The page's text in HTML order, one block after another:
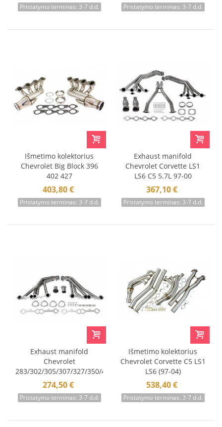
Pristatymo terminas: 3-7 d.d. Pristatymo terminas: 3-7 d.d.
Išmetimo kolektorius
Chevrolet Big Block 396
402 427
403,80 €
Pristatymo terminas: 3-7 d.d.
Exhaust manifold
Chevrolet Corvette LS1
LS6 C5 5.7L 97-00
367,10 €
Pristatymo terminas: 3-7 d.d.
Exhaust manifold
Chevrolet
283/302/305/307/327/350/400
FlowTech
274,50 €
Pristatymo terminas: 3-7 d.d.
Išmetimo kolektorius
Chevrolet Corvette C5 LS1
LS6 (97-04)
538,40 €
Pristatymo terminas: 3-7 d.d.